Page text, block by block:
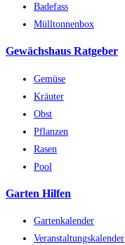
Badefass
Mülltonnenbox
Gewächshaus Ratgeber
Gemüse
Kräuter
Obst
Pflanzen
Rasen
Pool
Garten Hilfen
Gartenkalender
Veranstaltungskalender